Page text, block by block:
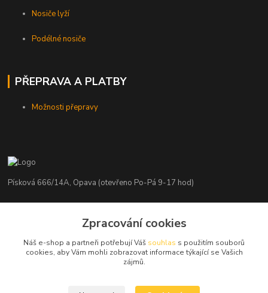
Nosiče lyží
Podélné nosiče
PŘEPRAVA A PLATBY
Možnosti přepravy
Písková 666/14A, Opava (otevřeno Po-Pá 9-17 hod)
+420 776 839 986
info@nosice.com
Zpracování cookies
Náš e-shop a partneři potřebují Váš souhlas s použitím souborů
cookies, aby Vám mohli zobrazovat informace týkající se Vašich
zájmů.